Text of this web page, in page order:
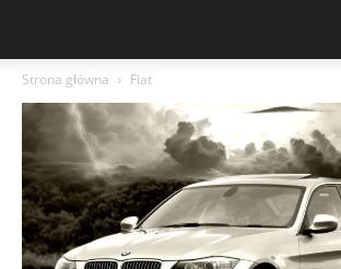
Strona główna Fiat